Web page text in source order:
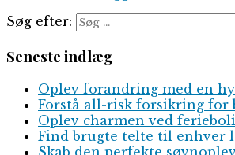
Søg efter:
Seneste indlæg
Oplev forandring med en
Forstå all-risk forsikring for
Oplev charmen ved
Find brugte telte til enhver
Skab den perfekte